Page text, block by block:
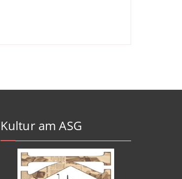
Kultur am ASG